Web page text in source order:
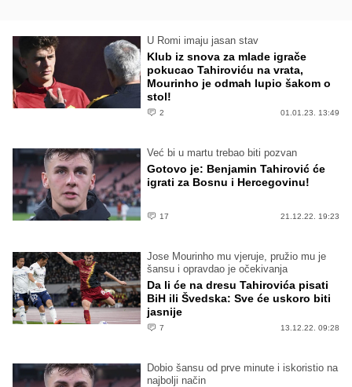
U Romi imaju jasan stav
Klub iz snova za mlade igrače
pokucao Tahiroviću na vrata,
Mourinho je odmah lupio šakom o
stol!
2 01.01.23. 13:49
Već bi u martu trebao biti pozvan
Gotovo je: Benjamin Tahirović će
igrati za Bosnu i Hercegovinu!
17 21.12.22. 19:23
Jose Mourinho mu vjeruje, pružio mu je
šansu i opravdao je očekivanja
Da li će na dresu Tahirovića pisati
BiH ili Švedska: Sve će uskoro biti
jasnije
7 13.12.22. 09:28
Dobio šansu od prve minute i iskoristio na
najbolji način